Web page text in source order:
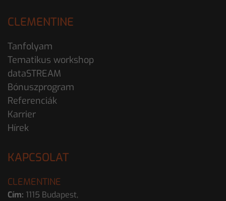
CLEMENTINE
Tanfolyam
Tematikus workshop
dataSTREAM
Bónuszprogram
Referenciák
Karrier
Hírek
KAPCSOLAT
CLEMENTINE
Cím: 1115 Budapest,